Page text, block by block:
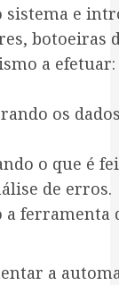
sistema e
botoeiras
a
os
o que é
de erros.
a ferramenta
a